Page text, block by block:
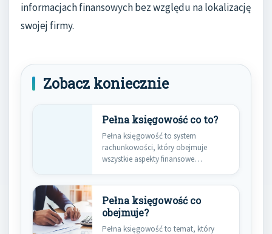
informacjach finansowych bez względu na lokalizację
swojej firmy.
Zobacz koniecznie
Pełna księgowość co to?
Pełna księgowość to system
rachunkowości, który obejmuje
wszystkie aspekty finansowe
Pełna księgowość co
obejmuje?
Pełna księgowość to temat, który